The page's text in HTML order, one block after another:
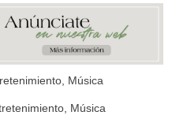
Música
Música